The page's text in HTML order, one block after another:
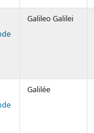
Galileo Galilei
Galilée